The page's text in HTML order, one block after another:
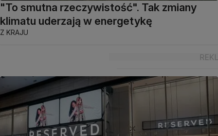
"To smutna rzeczywistość". Tak zmiany
klimatu uderzają w energetykę
Z KRAJU